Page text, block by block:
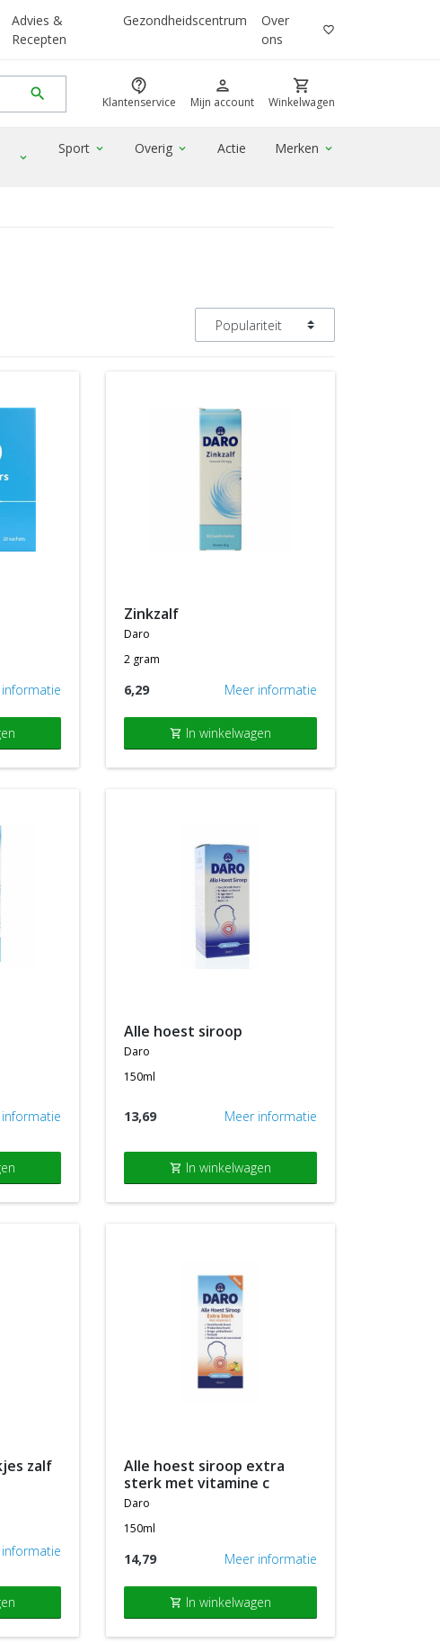
Advies &
Recepten
Gezondheidscentrum
Over
ons
favorite_border
search contact_support
Klantenservice
person
Mijn account
shopping_cart
Winkelwagen
expand_more
Sport expand_more Overig expand_more Actie Merken expand_more
zinkzalf
daro
2 gram
6,29 Meer informatie
shopping_cart In winkelwagen
alle hoest siroop
daro
150ml
13,69 Meer informatie
shopping_cart In winkelwagen
zalf
alle hoest siroop extra
sterk met vitamine c
daro
150ml
14,79 Meer informatie
shopping_cart In winkelwagen